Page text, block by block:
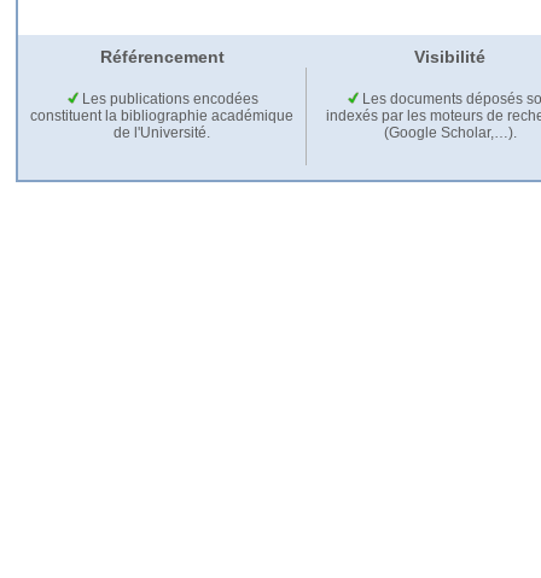
Référencement Visibilité
Les publications encodées
constituent la bibliographie académique
de l'Université.
Les documents déposés
indexés par les moteurs de
(Google Scholar,…).